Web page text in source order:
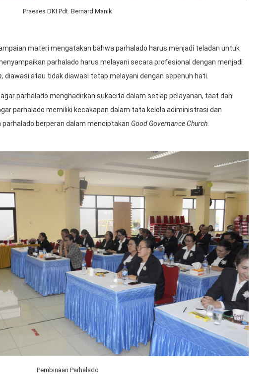
Praeses DKI Pdt. Bernard Manik
materi mengatakan bahwa parhalado harus menjadi teladan untuk
parhalado harus melayani secara profesional dengan menjadi
diawasi atau tidak diawasi tetap melayani dengan sepenuh hati.
parhalado menghadirkan sukacita dalam setiap pelayanan, taat dan
parhalado memiliki kecakapan dalam tata kelola adiministrasi dan
parhalado berperan dalam menciptakan Good Governance Church.
Pembinaan Parhalado